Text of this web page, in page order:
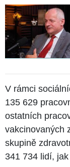
V rámci
135 629
ostatních
vakcinovaných
skupině
341 734 lidí,